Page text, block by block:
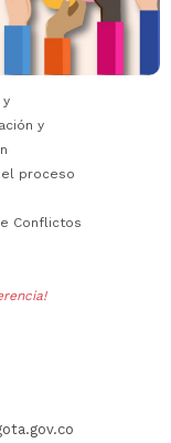
y
y
proceso
Conflictos